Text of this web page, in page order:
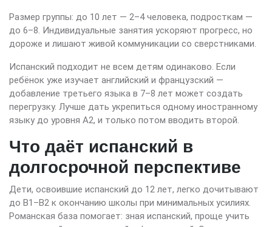
Размер группы: до 10 лет — 2–4 человека, подросткам —
до 6–8. Индивидуальные занятия ускоряют прогресс, но
дороже и лишают живой коммуникации со сверстниками.
Испанский подходит не всем детям одинаково. Если
ребёнок уже изучает английский и французский —
добавление третьего языка в 7–8 лет может создать
перегрузку. Лучше дать укрепиться одному иностранному
языку до уровня A2, и только потом вводить второй.
Что даёт испанский в
долгосрочной перспективе
Дети, освоившие испанский до 12 лет, легко дочитывают
до B1–B2 к окончанию школы при минимальных усилиях.
Романская база помогает: зная испанский, проще учить